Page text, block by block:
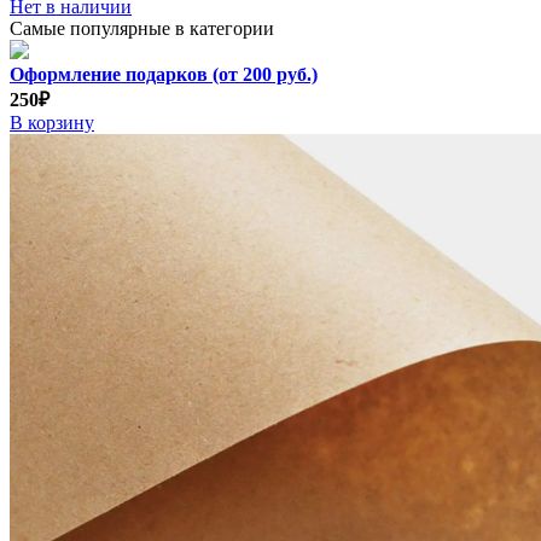
Нет в наличии
Самые популярные в категории
Оформление подарков (от 200 руб.)
250₽
В корзину